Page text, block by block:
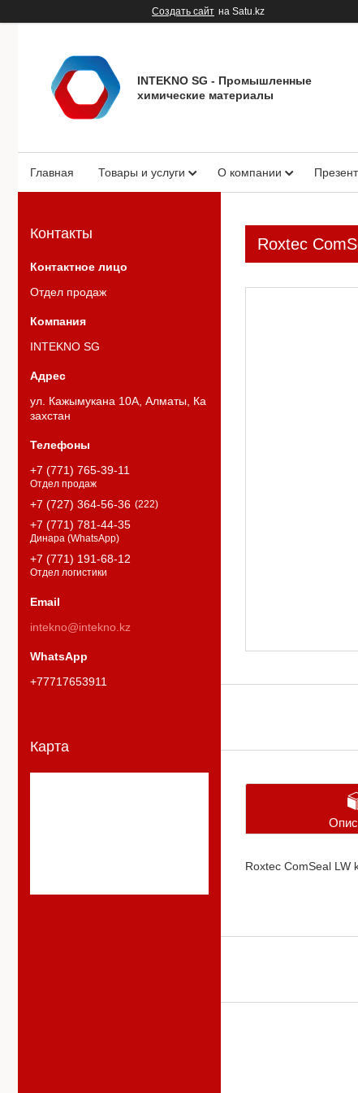
Создать сайт на Satu.kz
INTEKNO SG - Промышленные
химические материалы
Главная Товары и услуги О компании
Roxtec
Roxtec ComSeal LW
Контакты
Отдел продаж
INTEKNO SG
ул. Кажымукана 10А, Алматы, Ка
захстан
+7 (771) 765-39-11
Отдел продаж
+7 (727) 364-56-36 222
+7 (771) 781-44-35
Динара (WhatsApp)
+7 (771) 191-68-12
Отдел логистики
intekno@intekno.kz
+77717653911
Карта